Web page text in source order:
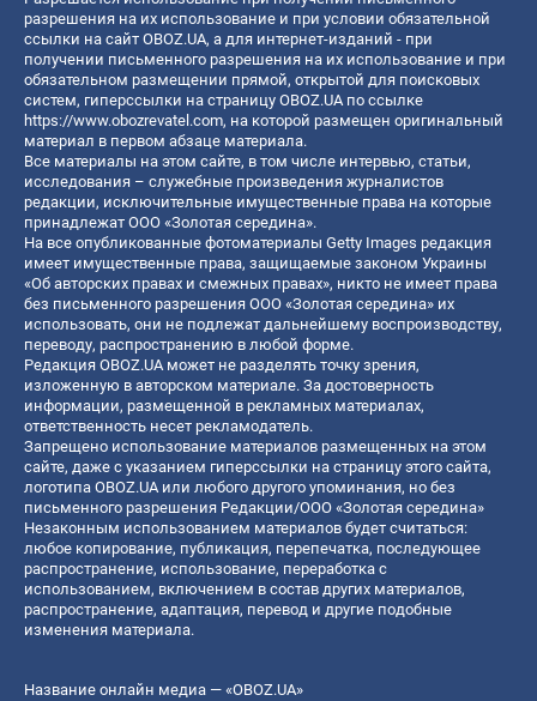
разрешения на их использование и при условии обязательной
ссылки на сайт OBOZ.UA, а для интернет-изданий - при
получении письменного разрешения на их использование и при
обязательном размещении прямой, открытой для поисковых
систем, гиперссылки на страницу OBOZ.UA по ссылке
https://www.obozrevatel.com, на которой размещен оригинальный
материал в первом абзаце материала.
Все материалы на этом сайте, в том числе интервью, статьи,
исследования – служебные произведения журналистов
редакции, исключительные имущественные права на которые
принадлежат ООО «Золотая середина».
На все опубликованные фотоматериалы Getty Images редакция
имеет имущественные права, защищаемые законом Украины
«Об авторских правах и смежных правах», никто не имеет права
без письменного разрешения ООО «Золотая середина» их
использовать, они не подлежат дальнейшему воспроизводству,
переводу, распространению в любой форме.
Редакция OBOZ.UA может не разделять точку зрения,
изложенную в авторском материале. За достоверность
информации, размещенной в рекламных материалах,
ответственность несет рекламодатель.
Запрещено использование материалов размещенных на этом
сайте, даже с указанием гиперссылки на страницу этого сайта,
логотипа OBOZ.UA или любого другого упоминания, но без
письменного разрешения Редакции/ООО «Золотая середина»
Незаконным использованием материалов будет считаться:
любое копирование, публикация, перепечатка, последующее
распространение, использование, переработка с
использованием, включением в состав других материалов,
распространение, адаптация, перевод и другие подобные
изменения материала.
Название онлайн медиа — «OBOZ.UA»